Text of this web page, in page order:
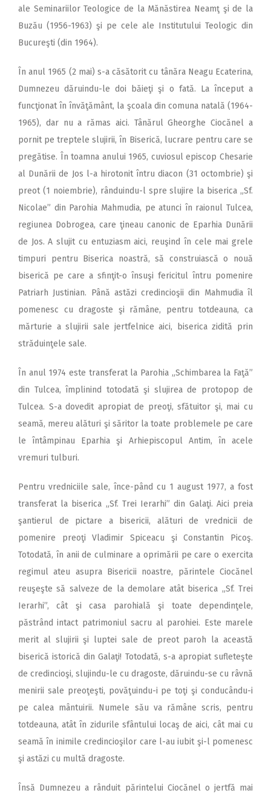
ale Seminariilor Teologice de la Mănăstirea Neamţ şi de la
Buzău (1956-1963) şi pe cele ale Institutului Teologic din
Bucureşti (din 1964).
În anul 1965 (2 mai) s-a căsătorit cu tânăra Neagu Ecaterina,
Dumnezeu dăruindu-le doi băieţi şi o fată. La început a
funcţionat în învăţământ, la şcoala din comuna natală (1964-
1965), dar nu a rămas aici. Tânărul Gheorghe Ciocănel a
pornit pe treptele slujirii, în Biserică, lucrare pentru care se
pregătise. În toamna anului 1965, cuviosul episcop Chesarie
al Dunării de Jos l-a hirotonit întru diacon (31 octombrie) şi
preot (1 noiembrie), rânduindu-l spre slujire la biserica „Sf.
Nicolae” din Parohia Mahmudia, pe atunci în raionul Tulcea,
regiunea Dobrogea, care ţineau canonic de Eparhia Dunării
de Jos. A slujit cu entuziasm aici, reuşind în cele mai grele
timpuri pentru Biserica noastră, să construiască o nouă
biserică pe care a sfinţit-o însuşi fericitul întru pomenire
Patriarh Justinian. Până astăzi credincioşii din Mahmudia îl
pomenesc cu dragoste şi rămâne, pentru totdeauna, ca
mărturie a slujirii sale jertfelnice aici, biserica zidită prin
străduinţele sale.
În anul 1974 este transferat la Parohia „Schimbarea la Faţă”
din Tulcea, împlinind totodată şi slujirea de protopop de
Tulcea. S-a dovedit apropiat de preoţi, sfătuitor şi, mai cu
seamă, mereu alături şi săritor la toate problemele pe care
le întâmpinau Eparhia şi Arhiepiscopul Antim, în acele
vremuri tulburi.
Pentru vredniciile sale, înce-pând cu 1 august 1977, a fost
transferat la biserica „Sf. Trei Ierarhi” din Galaţi. Aici preia
şantierul de pictare a bisericii, alături de vrednicii de
pomenire preoţi Vladimir Spiceacu şi Constantin Picoş.
Totodată, în anii de culminare a oprimării pe care o exercita
regimul ateu asupra Bisericii noastre, părintele Ciocănel
reuşeşte să salveze de la demolare atât biserica „Sf. Trei
Ierarhi”, cât şi casa parohială şi toate dependinţele,
păstrând intact patrimoniul sacru al parohiei. Este marele
merit al slujirii şi luptei sale de preot paroh la această
biserică istorică din Galaţi! Totodată, s-a apropiat sufleteşte
de credincioşi, slujindu-le cu dragoste, dăruindu-se cu râvnă
menirii sale preoţeşti, povăţuindu-i pe toţi şi conducându-i
pe calea mântuirii. Numele său va rămâne scris, pentru
totdeauna, atât în zidurile sfântului locaş de aici, cât mai cu
seamă în inimile credincioşilor care l-au iubit şi-l pomenesc
şi astăzi cu multă dragoste.
Însă Dumnezeu a rânduit părintelui Ciocănel o jertfă mai